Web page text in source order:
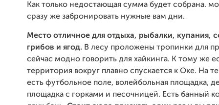
Как только недостающая сумма будет собрана.
сразу же забронировать нужные вам дни.
Место отличное для отдыха, рыбалки, купания,
грибов и ягод. В лесу проложены тропинки для
сейчас модно говорить для хайкинга. К тому же
территория вокруг плавно спускается к Оке. На
есть футбольное поле, волейбольная площадка,
площадка с горками и песочницей. Есть банный